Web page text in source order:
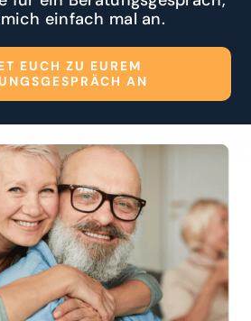
einfach mal an.
EUCH ZU EUREM
AN